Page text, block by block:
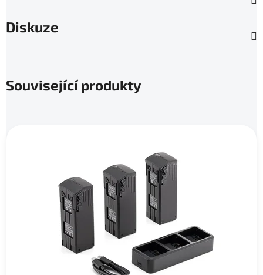
Diskuze
Související produkty